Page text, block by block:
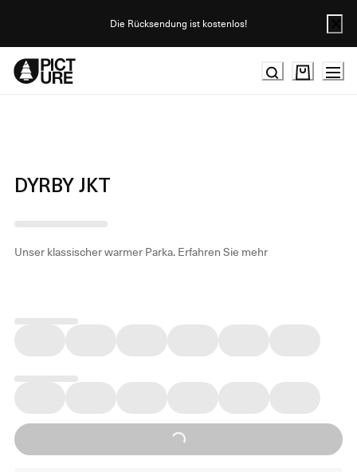
Die Rücksendung ist kostenlos!
DYRBY JKT
Unser klassischer warmer Parka.Erfahren Sie mehr
Loading...